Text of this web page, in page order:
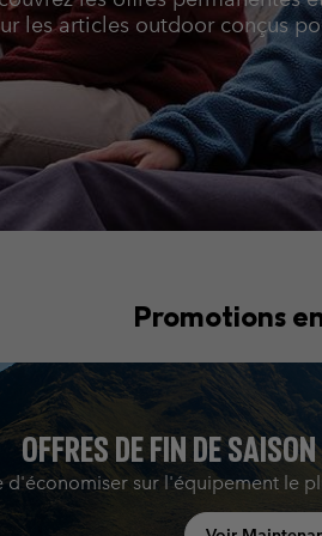
Pantalons Casual
Shorts Casual
Pantalons de Ski
Couches de base
chaussettes
Sous-Vêtements
Sous-vêtements
Leggings
Pantalons Casual
Shorts Casual
Jupes-Shorts & Robes
Pantalons de Ski
Couches de base
Sous-Vêtements
Polaires
les articles outdoor conçus
Promotions
OFFRES DE FIN DE
d'économiser sur l'équipement le